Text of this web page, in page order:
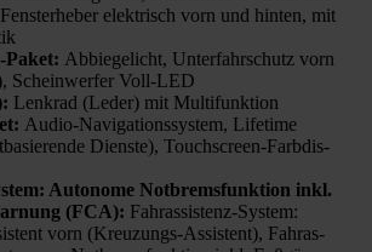
elek­trisch vorn und hin­ten, mit
Abbie­ge­licht, Unter­fahr­schutz vorn
Schein­wer­fer Voll-LED
Lenk­rad (Leder) mit Mul­ti­funk­ti­on
Audio-Navi­ga­ti­ons­sys­tem, Life­time
Diens­te), Touch­screen-Farb­dis­
Auto­no­me Not­brems­funk­ti­on inkl.
(FCA): Fahr­as­sis­tenz-Sys­tem:
vorn (Kreu­zungs-Assis­tent), Fahr­as­